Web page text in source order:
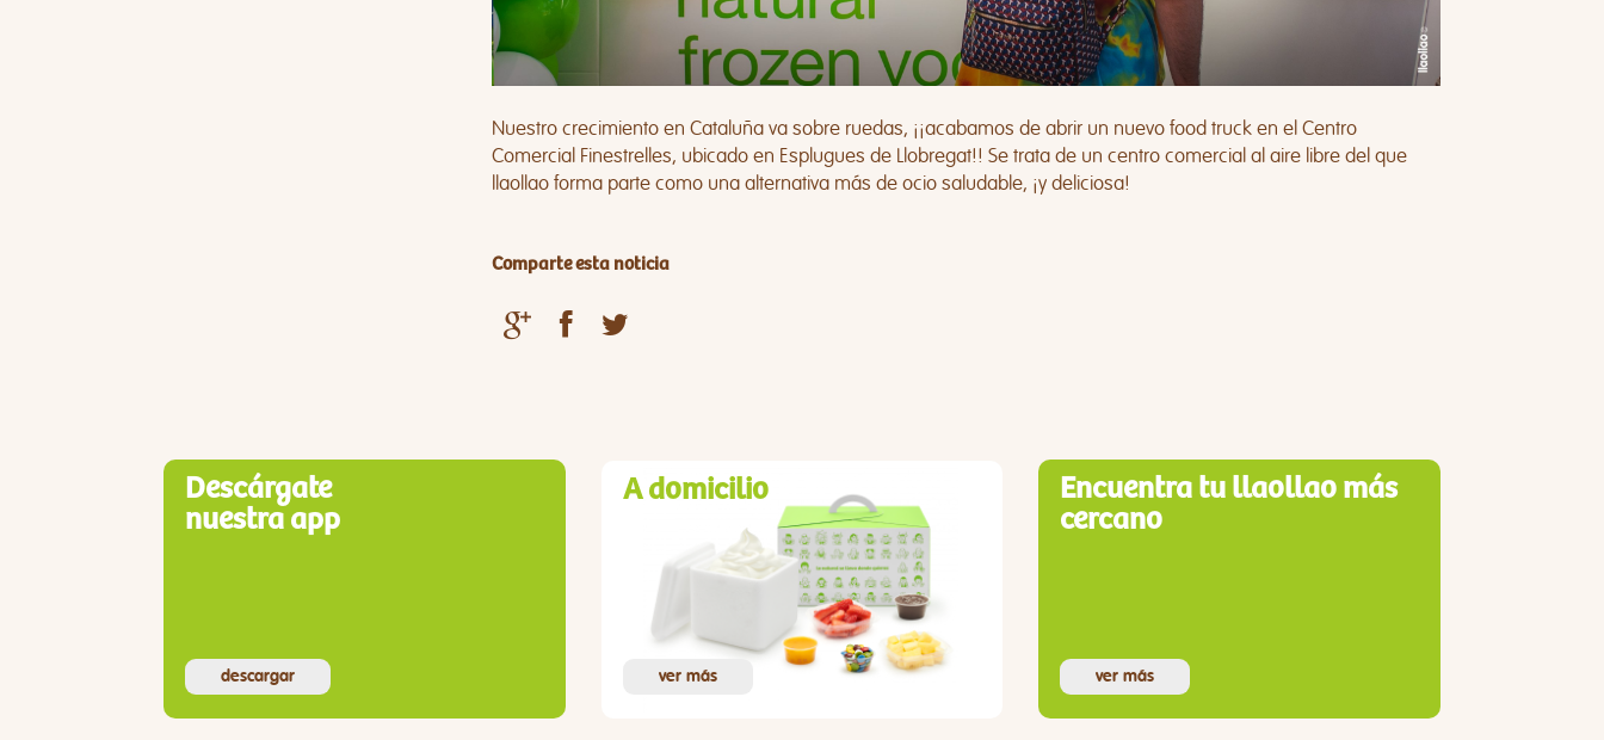
Nuestro crecimiento en Cataluña va sobre ruedas, ¡¡acabamos de abrir un nuevo food truck en elCentro
Comercial Finestrelles, ubicado en Esplugues de Llobregat!! Se trata de un centro comercial al aire libre del que
llaollao forma parte como una alternativa más de ocio saludable, ¡y deliciosa!
Comparte esta noticia
Descárgate
nuestra app
descargar
A domicilio
ver más
Encuentra tu llaollao más
cercano
ver más